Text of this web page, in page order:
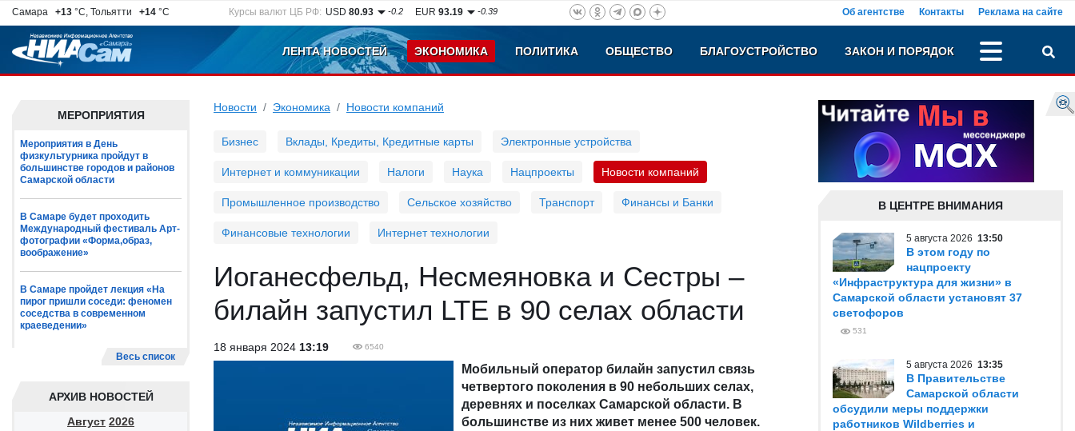
Самара +13 °C, Тольятти +14 °C Курсы валют ЦБ РФ: USD80.93 -0.2 EUR93.19 -0.39 Об агентстве Контакты Реклама на сайте
ЛЕНТА НОВОСТЕЙ ЭКОНОМИКА ПОЛИТИКА ОБЩЕСТВО БЛАГОУСТРОЙСТВО ЗАКОН И ПОРЯДОК
МЕРОПРИЯТИЯ
Мероприятия в День
физкультурника пройдут в
большинстве городов и районов
Самарской области
В Самаре будет проходить
Международный фестиваль Арт-
фотографии «Форма,образ,
воображение»
В Самаре пройдет лекция «На
пирог пришли соседи: феномен
соседства в современном
краеведении»
Весь список
АРХИВ НОВОСТЕЙ
Август 2026
Новости Экономика Новости компаний
Бизнес Вклады, Кредиты, Кредитные карты Электронные устройства
Интернет и коммуникации Налоги Наука Нацпроекты Новости компаний
Промышленное производство Сельское хозяйство Транспорт Финансы и Банки
Финансовые технологии Интернет технологии
Иоганесфельд, Несмеяновка и Сестры –
билайн запустил LTE в 90 селах области
18 января 2024 13:19 6540
Мобильный оператор билайн запустил связь
четвертого поколения в 90 небольших селах,
деревнях и поселках Самарской области. В
большинстве из них живет менее 500 человек.
В ЦЕНТРЕ ВНИМАНИЯ
5 августа 2026 13:50
В этом году по
нацпроекту
«Инфраструктура для жизни» в
Самарской области установят 37
светофоров
531
5 августа 2026 13:35
В Правительстве
Самарской области
обсудили меры поддержки
работников Wildberries и